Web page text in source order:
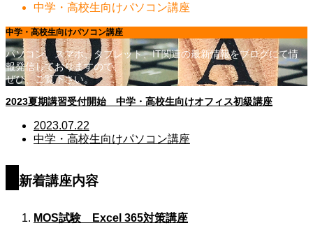
中学・高校生向けパソコン講座
中学・高校生向けパソコン講座
パソコン、スマホ、タブレット、IT関連の最新情報をブログにて情
報発信しておりますので、
ぜひ、ご覧下さい。
2023夏期講習受付開始 中学・高校生向けオフィス初級講座
2023.07.22
中学・高校生向けパソコン講座
新着講座内容
MOS試験 Excel 365対策講座